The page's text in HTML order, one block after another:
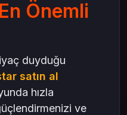
Önemli
duyduğu
satın al
hızla
ve